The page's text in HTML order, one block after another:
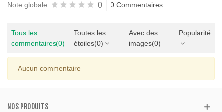
Note globale 0 0 Commentaires
Tous les
commentaires(0)
Toutes les
étoiles(0)
Avec des
images(0)
Popularité
Aucun commentaire
NOS PRODUITS